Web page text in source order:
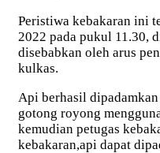
Peristiwa kebakaran ini
2022 pada pukul 11.30,
disebabkan oleh arus
kulkas.
Api berhasil
gotong royong
kemudian petugas
kebakaran,api dapat